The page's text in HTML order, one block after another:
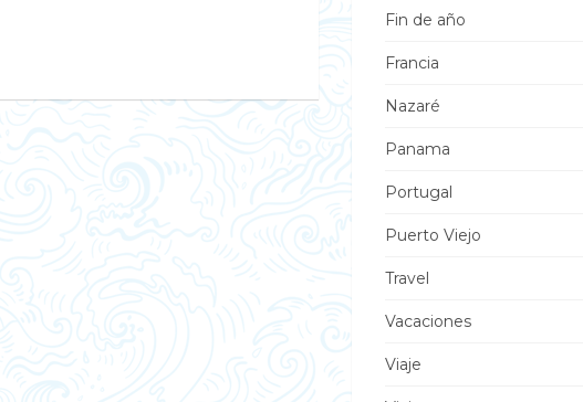
Fin de año
Francia
Nazaré
Panama
Portugal
Puerto Viejo
Travel
Vacaciones
Viaje